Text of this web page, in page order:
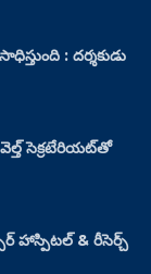
: దర్శకుడు
సెక్రటేరియట్‌తో
హాస్పిటల్ & రీసెర్చ్